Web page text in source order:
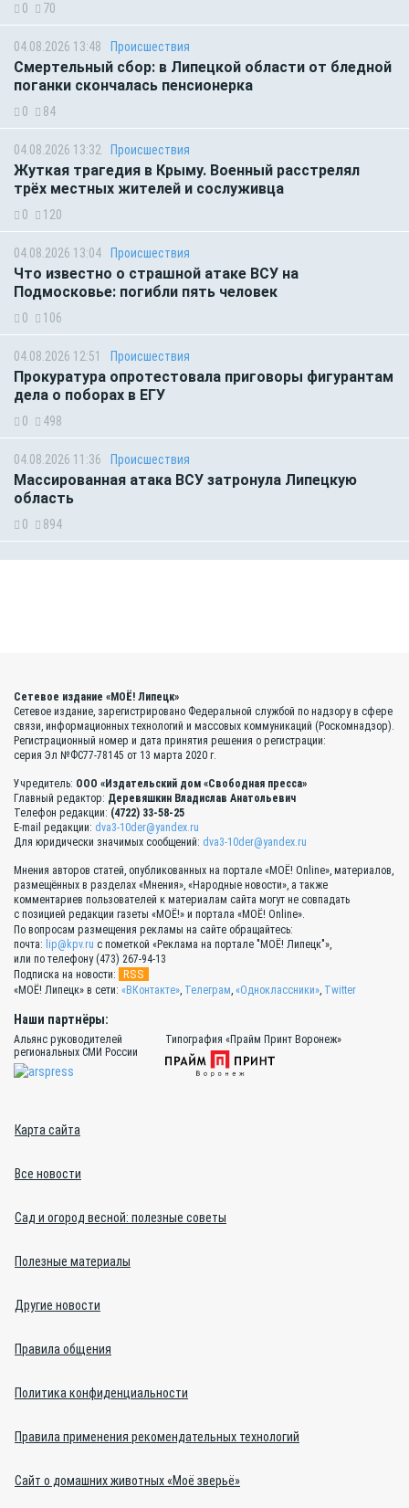
0 70
04.08.2026 13:48 Происшествия
Смертельный сбор: в Липецкой области от бледной
поганки скончалась пенсионерка
0 84
04.08.2026 13:32 Происшествия
Жуткая трагедия в Крыму. Военный расстрелял
трёх местных жителей и сослуживца
0 120
04.08.2026 13:04 Происшествия
Что известно о страшной атаке ВСУ на
Подмосковье: погибли пять человек
0 106
04.08.2026 12:51 Происшествия
Прокуратура опротестовала приговоры фигурантам
дела о поборах в ЕГУ
0 498
04.08.2026 11:36 Происшествия
Массированная атака ВСУ затронула Липецкую
область
0 894
Сетевое издание «МОЁ! Липецк»
Сетевое издание, зарегистрировано Федеральной службой по надзору в сфере
связи, информационных технологий и массовых коммуникаций (Роскомнадзор).
Регистрационный номер и дата принятия решения о регистрации:
серия Эл №ФС77-78145 от 13 марта 2020 г.
Учредитель: ООО «Издательский дом «Свободная пресса»
Главный редактор: Деревяшкин Владислав Анатольевич
Телефон редакции: (4722) 33-58-25
E-mail редакции: dva3-10der@yandex.ru
Для юридически значимых сообщений: dva3-10der@yandex.ru
Мнения авторов статей, опубликованных на портале «МОЁ! Online», материалов,
размещённых в разделах «Мнения», «Народные новости», а также
комментариев пользователей к материалам сайта могут не совпадать
с позицией редакции газеты «МОЁ!» и портала «МОЁ! Online».
По вопросам размещения рекламы на сайте обращайтесь:
почта: lip@kpv.ru с пометкой «Реклама на портале "МОЁ! Липецк"»,
или по телефону (473) 267-94-13
Подписка на новости:
RSS
«МОЁ! Липецк» в сети: «ВКонтакте», Телеграм, «Одноклассники», Twitter
Наши партнёры:
Альянс руководителей
региональных СМИ России
Типография «Прайм Принт Воронеж»
Карта сайта
Все новости
Сад и огород весной: полезные советы
Полезные материалы
Другие новости
Правила общения
Политика конфиденциальности
Правила применения рекомендательных технологий
Сайт о домашних животных «Моё зверьё»